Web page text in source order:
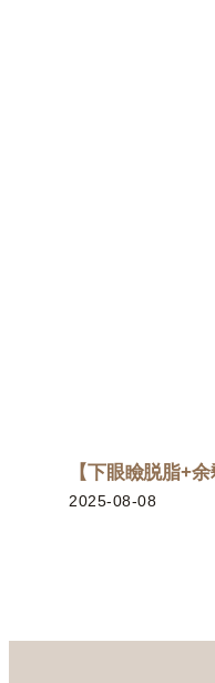
【下眼瞼脱脂+
2025-08-08